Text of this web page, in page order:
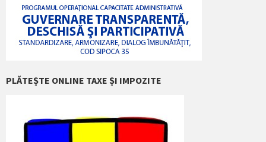
PLĂTEȘTE ONLINE TAXE ȘI IMPOZITE